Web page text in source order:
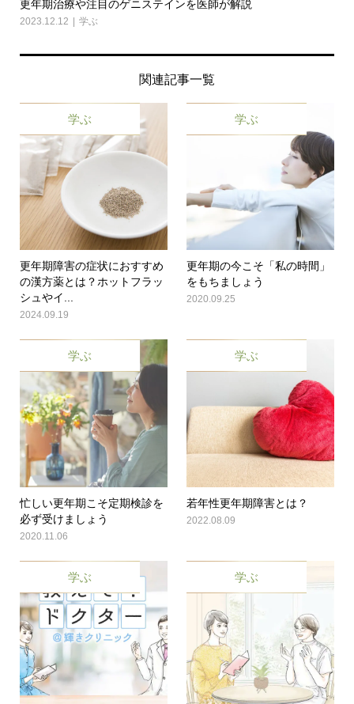
更年期治療や注目のゲニステインを医師が解説
2023.12.12 学ぶ
関連記事一覧
学ぶ
更年期障害の症状におすすめ
の漢方薬とは？ホットフラッ
シュやイ...
2024.09.19
学ぶ
更年期の今こそ「私の時間」
をもちましょう
2020.09.25
学ぶ
忙しい更年期こそ定期検診を
必ず受けましょう
2020.11.06
学ぶ
若年性更年期障害とは？
2022.08.09
学ぶ 学ぶ